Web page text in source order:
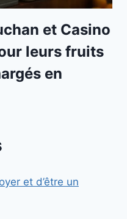
et Casino
leurs fruits
en
et d’être un